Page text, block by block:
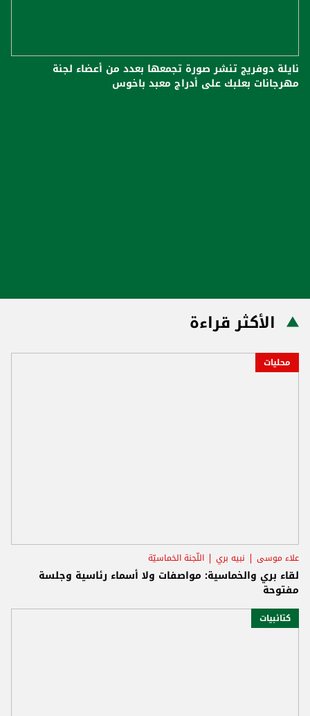
نايلة دوفريج تنشر صورة تجمعها بعدد من أعضاء لجنة
مهرجانات بعلبك على أدراج معبد باخوس
الأكثر قراءة
محليات
علاء موسى نبيه بري اللّجنة الخماسيّة
لقاء بري والخماسية: مواصفات ولا أسماء رئاسية وجلسة
مفتوحة
كتائبيات